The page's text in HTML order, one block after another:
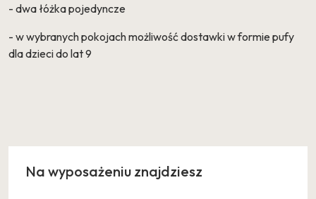
- dwa łóżka pojedyncze
- w wybranych pokojach możliwość dostawki w formie pufy
dla dzieci do lat 9
Na wyposażeniu znajdziesz